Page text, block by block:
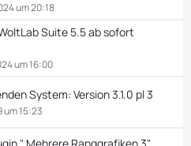
um 20:18
Suite 5.5 ab sofort
um 16:00
System: Version 3.1.0 pl 3
um 15:23